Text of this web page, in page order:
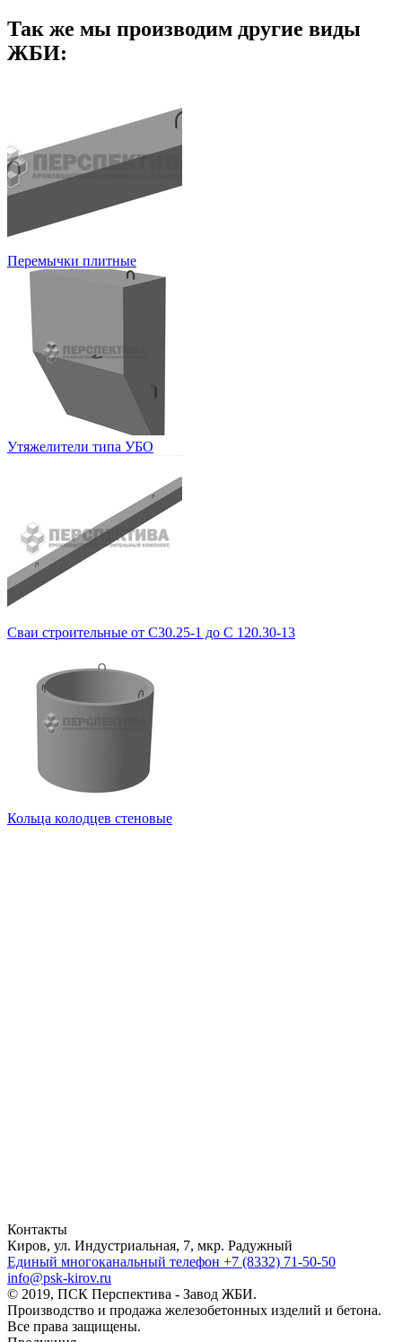
Так же мы производим другие виды
ЖБИ:
Перемычки плитные
Утяжелители типа УБО
Сваи строительные от С30.25-1 до С 120.30-13
Кольца колодцев стеновые
Контакты
Киров, ул. Индустриальная, 7, мкр. Радужный
Единый многоканальный телефон +7 (8332) 71-50-50
info@psk-kirov.ru
© 2019, ПСК Перспектива - Завод ЖБИ.
Производство и продажа железобетонных изделий и бетона.
Все права защищены.